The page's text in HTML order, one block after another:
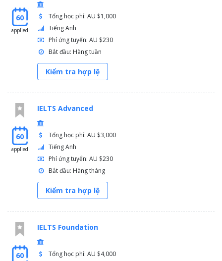
60
applied
Tổng học phí: AU $1,000
Tiếng Anh
Phí ứng tuyển: AU $230
Bắt đầu: Hàng tuần
Kiểm tra hợp lệ
60
applied
IELTS Advanced
Tổng học phí: AU $3,000
Tiếng Anh
Phí ứng tuyển: AU $230
Bắt đầu: Hàng tháng
Kiểm tra hợp lệ
60
IELTS Foundation
Tổng học phí: AU $4,000